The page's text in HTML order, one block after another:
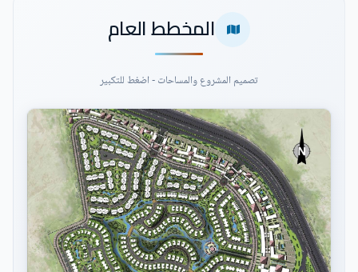
المخطط العام
تصميم المشروع والمساحات - اضغط للتكبير